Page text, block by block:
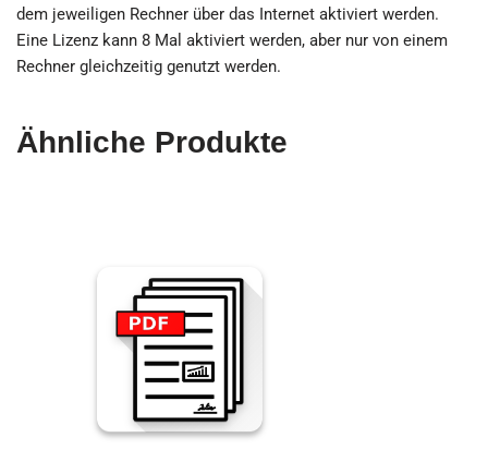
dem jeweiligen Rechner über das Internet aktiviert werden.
Eine Lizenz kann 8 Mal aktiviert werden, aber nur von einem
Rechner gleichzeitig genutzt werden.
Ähnliche Produkte